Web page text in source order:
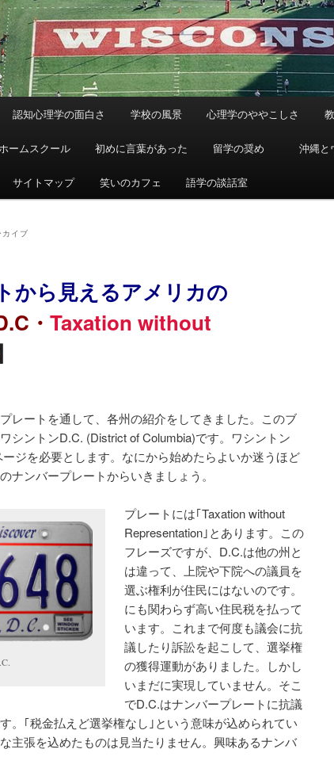
認知心理学の面白さ 学校の風景 心理学のややこしさ
ームスクール 初めに言葉があった 留学の奨め 沖縄と
サイトマップ 笑いのカフェ 語学の談話室
カイブ
から見えるアメリカの
・ Taxation without
レートを通して、各州の紹介をしてきました。このブ
シントンD.C. (District of Columbia)です。ワシントン
ジを必要とします。なにから始めたらよいか迷うほど
ナンバープレートからいきましょう。
プレートには｢Taxation without
Representation｣とあります。この
フレーズですが、D.C.は他の州と
は違って、上院や下院への議員を
選ぶ権利が住民にはないのです。
にも関わらず高い住民税を払って
います。これまで何度も議会に抗
議したり訴訟を起こして、選挙権
の獲得運動がありました。しかし
いまだに実現していません。そこ
でD.C.はナンバープレートに抗議
。｢税金払えど選挙権なし｣という意味が込められてい
主張を込めたものは見当たりません。興味あるナンバ